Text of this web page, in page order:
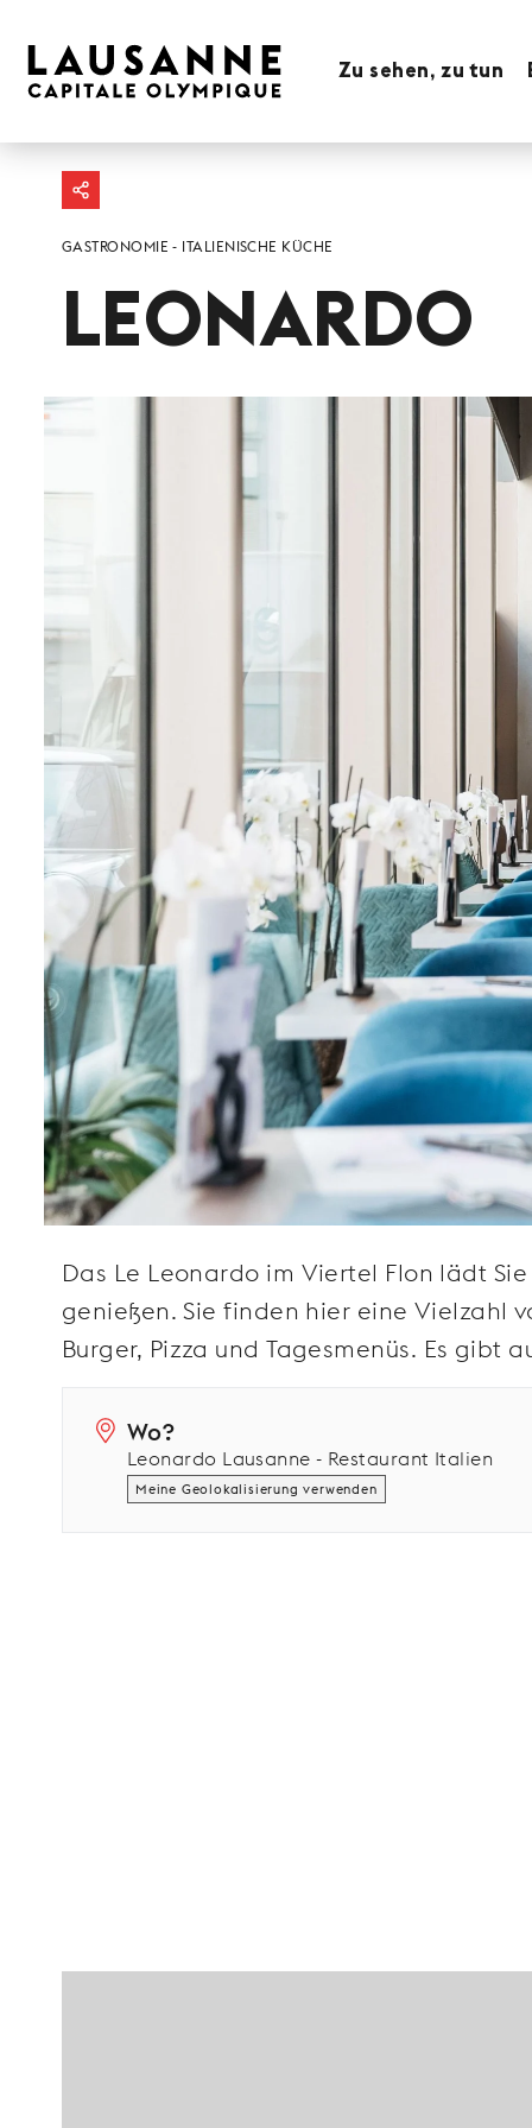
Zu sehen, zu tun
GASTRONOMIE ITALIENISCHE KÜCHE
LEONARDO
Wo?
Leonardo Lausanne - Restaurant Italien
Meine Geolokalisierung verwenden
Das Le Leonardo im Viertel Flon lädt
genießen. Sie finden hier eine Vielzahl
Burger, Pizza und Tagesmenüs. Es